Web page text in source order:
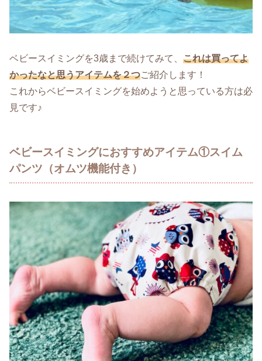
ベビースイミングを3歳まで続けてみて、 これは買ってよ
かったなと思うアイテムを２つご紹介します！
これからベビースイミングを始めようと思っている方は必
見です♪
ベビースイミングにおすすめアイテム①スイム
パンツ（オムツ機能付き）